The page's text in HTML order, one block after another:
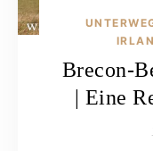
RLAND
Brecon-
| Eine